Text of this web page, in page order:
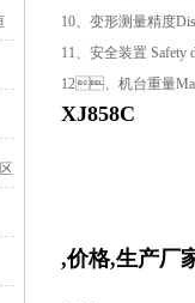
10、变形测量精度
11、安全装置 Safety
12、机台重量
XJ858C
,价格,生产厂